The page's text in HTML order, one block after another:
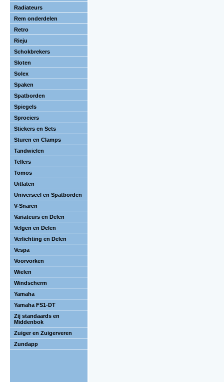
Radiateurs
Rem onderdelen
Retro
Rieju
Schokbrekers
Sloten
Solex
Spaken
Spatborden
Spiegels
Sproeiers
Stickers en Sets
Sturen en Clamps
Tandwielen
Tellers
Tomos
Uitlaten
Universeel en Spatborden
V-Snaren
Variateurs en Delen
Velgen en Delen
Verlichting en Delen
Vespa
Voorvorken
Wielen
Windscherm
Yamaha
Yamaha FS1-DT
Zij standaards en
Middenbok
Zuiger en Zuigerveren
Zundapp